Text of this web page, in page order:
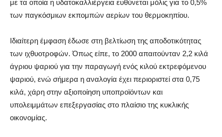
με τα οποία η υδατοκαλλιέργεια ευθύνεται μόλις για το 0,5%
των παγκόσμιων εκπομπών αερίων του θερμοκηπίου.
Ιδιαίτερη έμφαση έδωσε στη βελτίωση της αποδοτικότητας
των ιχθυοτροφών. Όπως είπε, το 2000 απαιτούνταν 2,2 κιλά
άγριου ψαριού για την παραγωγή ενός κιλού εκτρεφόμενου
ψαριού, ενώ σήμερα η αναλογία έχει περιοριστεί στα 0,75
κιλά, χάρη στην αξιοποίηση υποπροϊόντων και
υπολειμμάτων επεξεργασίας στο πλαίσιο της κυκλικής
οικονομίας.